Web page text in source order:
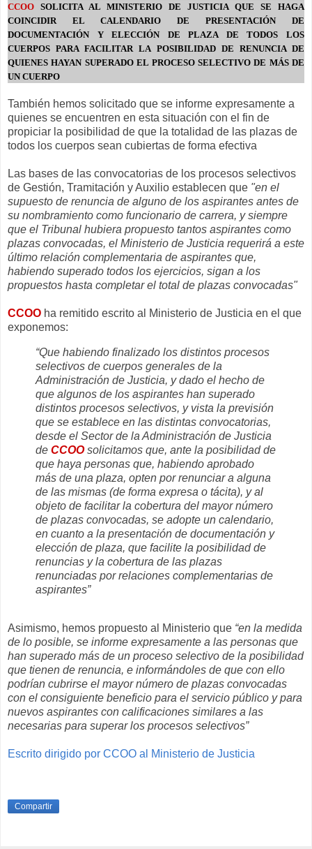
CCOO SOLICITA AL MINISTERIO DE JUSTICIA QUE SE HAGA
COINCIDIR EL CALENDARIO DE PRESENTACIÓN DE
DOCUMENTACIÓN Y ELECCIÓN DE PLAZA DE TODOS LOS
CUERPOS PARA FACILITAR LA POSIBILIDAD DE RENUNCIA DE
QUIENES HAYAN SUPERADO EL PROCESO SELECTIVO DE MÁS DE
UN CUERPO
También hemos solicitado que se informe expresamente a
quienes se encuentren en esta situación con el fin de
propiciar la posibilidad de que la totalidad de las plazas de
todos los cuerpos sean cubiertas de forma efectiva
Las bases de las convocatorias de los procesos selectivos
de Gestión, Tramitación y Auxilio establecen que "en el
supuesto de renuncia de alguno de los aspirantes antes de
su nombramiento como funcionario de carrera, y siempre
que el Tribunal hubiera propuesto tantos aspirantes como
plazas convocadas, el Ministerio de Justicia requerirá a este
último relación complementaria de aspirantes que,
habiendo superado todos los ejercicios, sigan a los
propuestos hasta completar el total de plazas convocadas"
CCOO ha remitido escrito al Ministerio de Justicia en el que
exponemos:
“Que habiendo finalizado los distintos procesos
selectivos de cuerpos generales de la
Administración de Justicia, y dado el hecho de
que algunos de los aspirantes han superado
distintos procesos selectivos, y vista la previsión
que se establece en las distintas convocatorias,
desde el Sector de la Administración de Justicia
de CCOOsolicitamos que, ante la posibilidad de
que haya personas que, habiendo aprobado
más de una plaza, opten por renunciar a alguna
de las mismas (de forma expresa o tácita), y al
objeto de facilitar la cobertura del mayor número
de plazas convocadas, se adopte un calendario,
en cuanto a la presentación de documentación y
elección de plaza, que facilite la posibilidad de
renuncias y la cobertura de las plazas
renunciadas por relaciones complementarias de
aspirantes”
Asimismo, hemos propuesto al Ministerio que “en la medida
de lo posible, se informe expresamente a las personas que
han superado más de un proceso selectivo de la posibilidad
que tienen de renuncia, e informándoles de que con ello
podrían cubrirse el mayor número de plazas convocadas
con el consiguiente beneficio para el servicio público y para
nuevos aspirantes con calificaciones similares a las
necesarias para superar los procesos selectivos”
Escrito dirigido por CCOO al Ministerio de Justicia
Compartir